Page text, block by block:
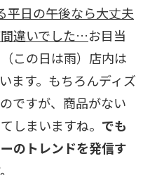
平日の午後なら大丈夫
違いでした…お目当
この日は雨）店内は
ます。もちろんディズ
ですが、商品がない
しまいますね。 でも
のトレンドを発信す